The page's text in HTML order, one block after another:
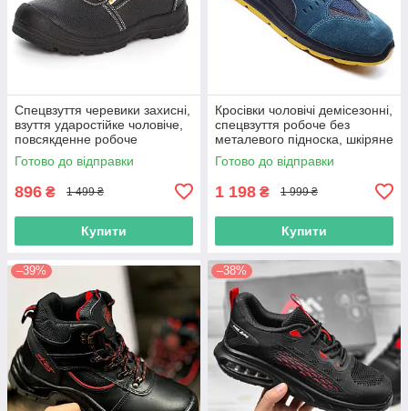
Спецвзуття черевики захисні,
взуття ударостійке чоловіче,
повсякденне робоче
спецування метал носок,
польша
Готово до відправки
896 ₴ 1 499 ₴
Купити
Кросівки чоловічі демісезонні,
спецвзуття робоче без
металевого підноска, шкіряне
захисне повсякденне,
польша
Готово до відправки
1 198 ₴ 1 999 ₴
Купити
–39% –38%